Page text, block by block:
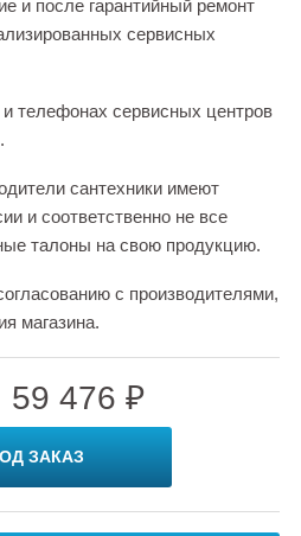
и после гарантийный ремонт
сервисных
телефонах сервисных центров
.
сантехники имеют
и соответственно не все
талоны на свою продукцию.
с производителями,
магазина.
59 476 ₽
ЗАКАЗ